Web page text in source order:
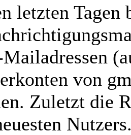
letzten Tagen
von
Zuletzt die